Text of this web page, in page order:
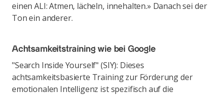
einen ALI: Atmen, lächeln, innehalten.» Danach sei der
Ton ein anderer.
Achtsamkeitstraining wie bei Google
"Search Inside Yourself" (SIY): Dieses
achtsamkeitsbasierte Training zur Förderung der
emotionalen Intelligenz ist spezifisch auf die